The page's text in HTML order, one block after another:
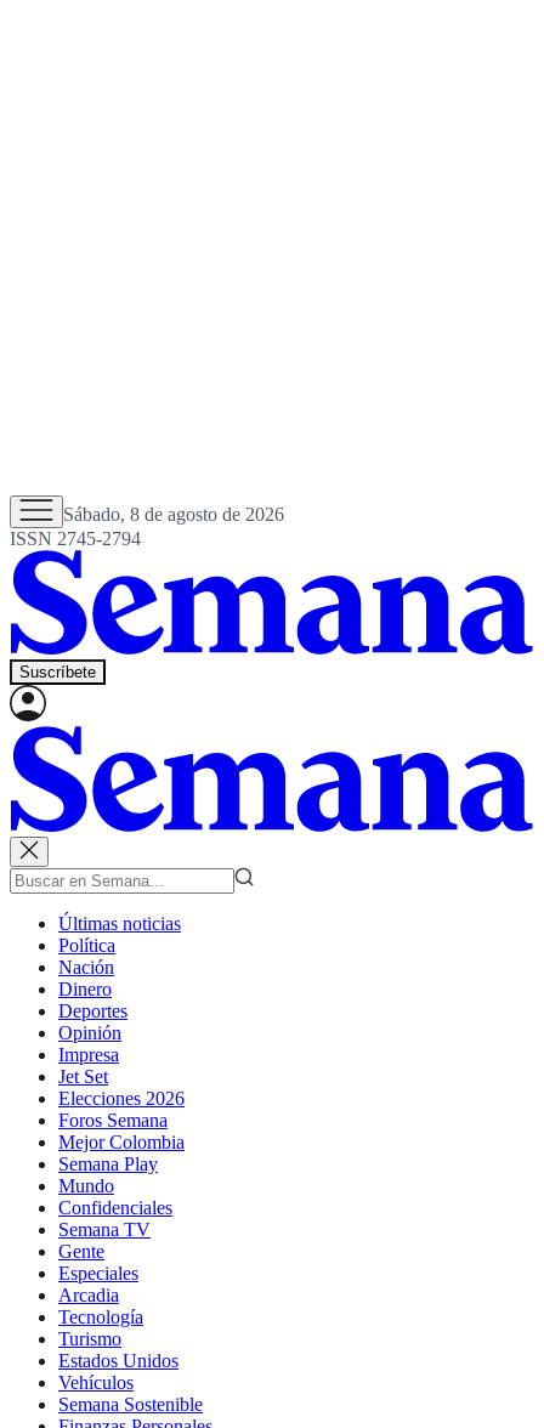
Sábado, 8 de agosto de 2026
ISSN 2745-2794
Suscríbete
Últimas noticias
Política
Nación
Dinero
Deportes
Opinión
Impresa
Jet Set
Elecciones 2026
Foros Semana
Mejor Colombia
Semana Play
Mundo
Confidenciales
Semana TV
Gente
Especiales
Arcadia
Tecnología
Turismo
Estados Unidos
Vehículos
Semana Sostenible